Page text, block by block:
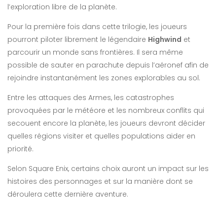
l’exploration libre de la planète.
Pour la première fois dans cette trilogie, les joueurs
pourront piloter librement le légendaire Highwind et
parcourir un monde sans frontières. Il sera même
possible de sauter en parachute depuis l’aéronef afin de
rejoindre instantanément les zones explorables au sol.
Entre les attaques des Armes, les catastrophes
provoquées par le météore et les nombreux conflits qui
secouent encore la planète, les joueurs devront décider
quelles régions visiter et quelles populations aider en
priorité.
Selon Square Enix, certains choix auront un impact sur les
histoires des personnages et sur la manière dont se
déroulera cette dernière aventure.